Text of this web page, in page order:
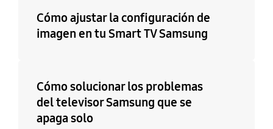
Cómo ajustar la configuración de
imagen en tu Smart TV Samsung
Cómo solucionar los problemas
del televisor Samsung que se
apaga solo